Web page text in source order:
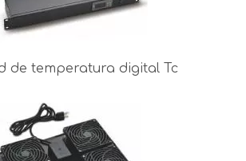
de temperatura digital Tc